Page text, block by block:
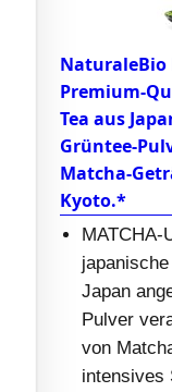
NaturaleBio
Premium-
Tea aus
Grüntee-
Matcha-
Kyoto.*
MATCHA-
Japan
Pulver
von
intensives